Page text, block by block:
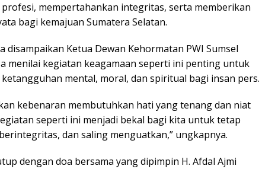
mempertahankan integritas, serta memberikan
bagi kemajuan Sumatera Selatan.
disampaikan Ketua Dewan Kehormatan PWI Sumsel
menilai kegiatan keagamaan seperti ini penting untuk
mental, moral, dan spiritual bagi insan pers.
kebenaran membutuhkan hati yang tenang dan niat
seperti ini menjadi bekal bagi kita untuk tetap
dan saling menguatkan,” ungkapnya.
dengan doa bersama yang dipimpin H. Afdal Ajmi